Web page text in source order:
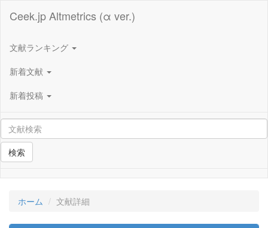
Ceek.jp Altmetrics (α ver.)
文献ランキング
新着文献
新着投稿
検索
ホーム 文献詳細